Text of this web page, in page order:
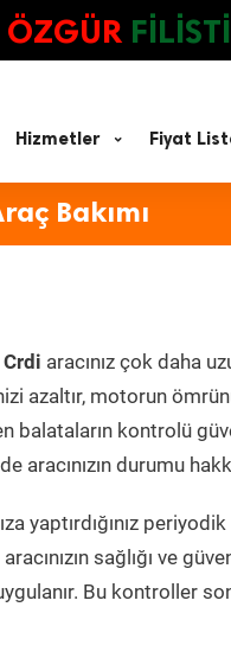
ÖZGÜR
Hizmetler Fiyat
Bakımı
aracınız çok daha
azaltır, motorun
balataların kontrolü
aracınızın durumu
yaptırdığınız
sağlığı ve
Bu kontroller